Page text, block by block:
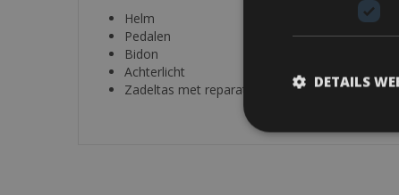
Helm
Pedalen
Bidon
Achterlicht
Zadeltas met reparatiegereedschapDETAILS